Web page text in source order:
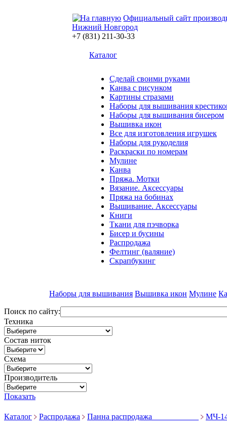
Официальный сайт
Нижний Новгород
+7 (831) 211-30-33
Каталог
Сделай своими руками
Канва с рисунком
Картины стразами
Наборы для вышивания
Наборы для вышивания бисером
Вышивка икон
Все для изготовления игрушек
Наборы для рукоделия
Раскраски по номерам
Мулине
Канва
Пряжа. Мотки
Вязание. Аксессуары
Пряжа на бобинах
Вышивание. Аксессуары
Книги
Ткани для пэчворка
Бисер и бусины
Распродажа
Фелтинг (валяние)
Скрапбукинг
Наборы для вышивания Вышивка икон Мулине
Поиск по сайту:
Техника
Состав ниток
Схема
Производитель
Показать
Каталог Распродажа Панна распродажа ___________ МЧ-